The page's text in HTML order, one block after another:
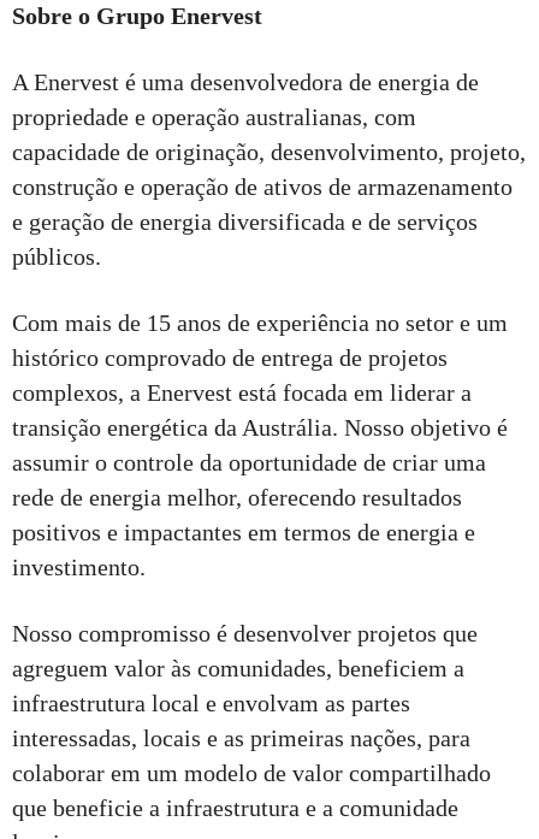
Sobre o Grupo Enervest
A Enervest é uma desenvolvedora de energia de
propriedade e operação australianas, com
capacidade de originação, desenvolvimento, projeto,
construção e operação de ativos de armazenamento
e geração de energia diversificada e de serviços
públicos.
Com mais de 15 anos de experiência no setor e um
histórico comprovado de entrega de projetos
complexos, a Enervest está focada em liderar a
transição energética da Austrália. Nosso objetivo é
assumir o controle da oportunidade de criar uma
rede de energia melhor, oferecendo resultados
positivos e impactantes em termos de energia e
investimento.
Nosso compromisso é desenvolver projetos que
agreguem valor às comunidades, beneficiem a
infraestrutura local e envolvam as partes
interessadas, locais e as primeiras nações, para
colaborar em um modelo de valor compartilhado
que beneficie a infraestrutura e a comunidade